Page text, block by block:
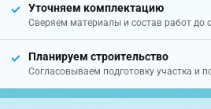
Уточняем комплектацию
Сверяем материалы и состав работ до
Планируем строительство
Согласовываем подготовку участка и